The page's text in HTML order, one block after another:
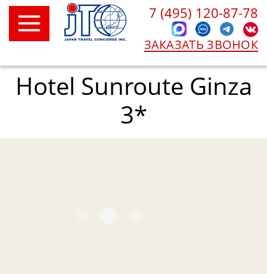
7 (495) 120-87-78
ЗАКАЗАТЬ ЗВОНОК
Hotel Sunroute Ginza
3*